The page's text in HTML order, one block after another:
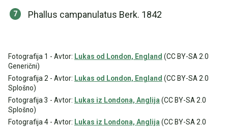
Phallus campanulatus Berk. 1842
Fotografija 1 - Avtor: Lukas od London, England (CC BY-SA 2.0
Generični)
Fotografija 2 - Avtor: Lukas od London, England (CC BY-SA 2.0
Splošno)
Fotografija 3 - Avtor: Lukas iz Londona, Anglija (CC BY-SA 2.0
Splošno)
Fotografija 4 - Avtor: Lukas iz Londona, Anglija (CC BY-SA 2.0